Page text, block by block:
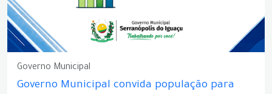
Governo Municipal
Governo Municipal convida população para